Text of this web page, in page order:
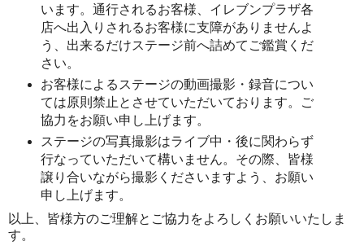
います。通行されるお客様、イレブンプラザ各
店へ出入りされるお客様に支障がありませんよ
う、出来るだけステージ前へ詰めてご鑑賞くだ
さい。
お客様によるステージの動画撮影・録音につい
ては原則禁止とさせていただいております。ご
協力をお願い申し上げます。
ステージの写真撮影はライブ中・後に関わらず
行なっていただいて構いません。その際、皆様
譲り合いながら撮影くださいますよう、お願い
申し上げます。
以上、皆様方のご理解とご協力をよろしくお願いいたしま
す。